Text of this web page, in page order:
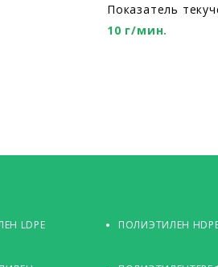
Показатель
10 г/мин.
LDPE ПОЛИЭТИЛЕН